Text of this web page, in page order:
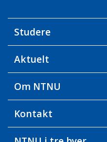
Studere
Aktuelt
Om NTNU
Kontakt